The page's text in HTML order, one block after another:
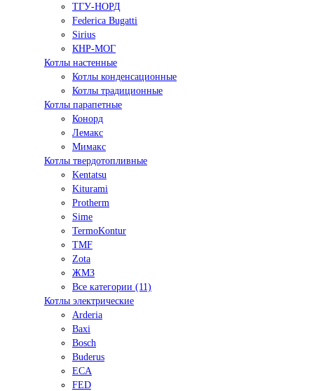
ТГУ-НОРД
Federica Bugatti
Sirius
КНР-МОГ
Котлы настенные
Котлы конденсационные
Котлы традиционные
Котлы парапетные
Конорд
Лемакс
Мимакс
Котлы твердотопливные
Kentatsu
Kiturami
Protherm
Sime
TermoKontur
TMF
Zota
ЖМЗ
Все категории (11)
Котлы электрические
Arderia
Baxi
Bosch
Buderus
ECA
FED